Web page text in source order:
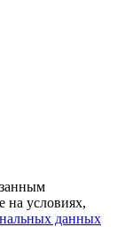
на условиях,
данных